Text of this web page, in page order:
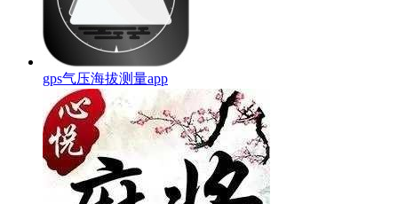
gps气压海拔测量app